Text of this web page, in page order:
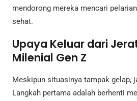
mendorong mereka mencari
sehat.
Upaya Keluar dari
Milenial Gen Z
Meskipun situasinya tampak gelap,
Langkah pertama adalah berhenti